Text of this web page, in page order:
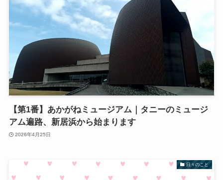
【第1番】あかがねミュージアム｜タニーのミュージ
アム遍路、新居浜から始まります
2026年4月25日
日々のこと